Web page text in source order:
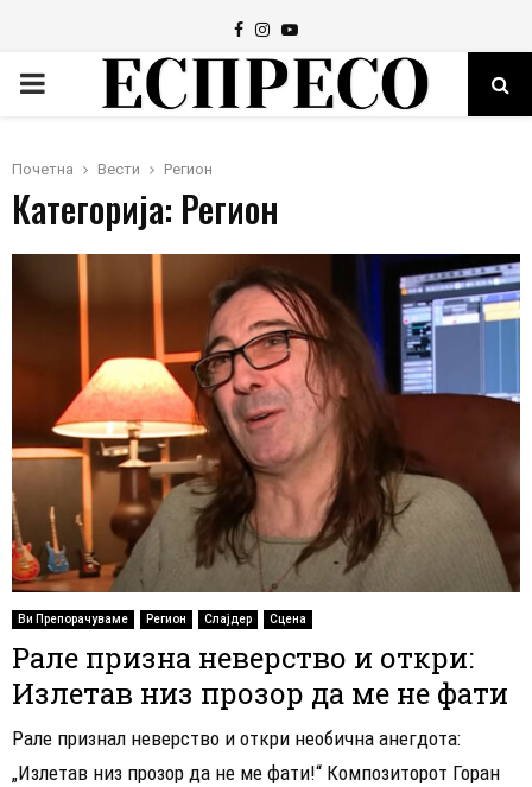
Facebook
Instagram
Youtube
PRIMARY
Почетна Вести Регион
Категорија: Регион
Ви Препорачуваме Регион Слајдер Сцена
Рале призна неверство и откри:
Излетав низ прозор да ме не фати
Рале признал неверство и откри необична анегдота:
„Излетав низ прозор да не ме фати!“ Композиторот Горан